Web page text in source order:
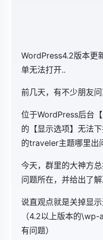
WordPress4.2版本更
单无法打开..
前几天，有不少朋友
位于WordPress后台
的【显示选项】无法
的traveler主题哪里出
今天，群里的大神方
问题所在，并给出了解
说直观点就是关掉显
（4.2以上版本的
有问题）